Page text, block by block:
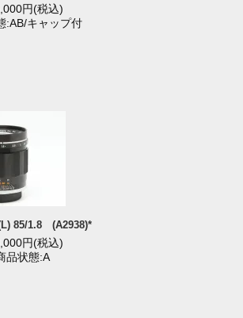
円(税込)
:AB/キャップ付
85/1.8 (A2938)*
円(税込)
品状態:A